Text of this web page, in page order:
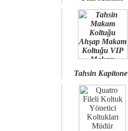
Tahsin Kapitone